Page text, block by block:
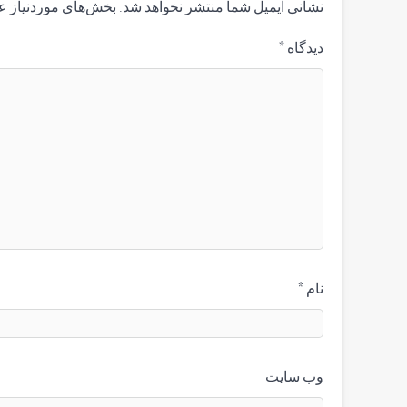
نشانی ایمیل شما منتشر نخواهد شد. بخش‌های موردنیاز
دیدگاه *
نام *
وب‌ سایت